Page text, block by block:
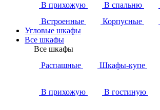
В прихожую
В спальню
Встроенные
Корпусные
Угловые шкафы
Все шкафы
Все шкафы
Распашные
Шкафы-купе
В прихожую В гостиную